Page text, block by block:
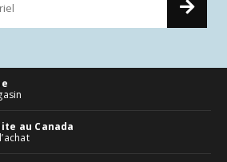
au Canada